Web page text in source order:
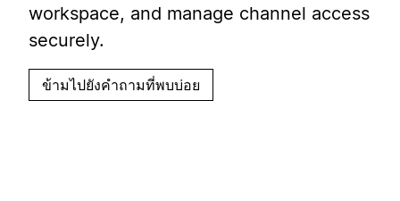
workspace, and manage channel access
securely.
ข้ามไปยังคำถามที่พบบ่อย